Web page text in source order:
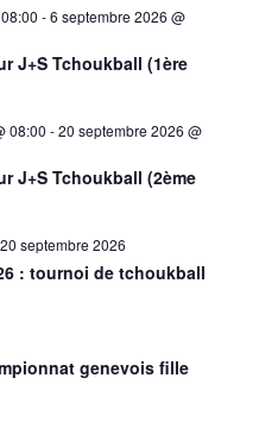
-6 septembre 2026 @
J+S Tchoukball (1ère
08:00 -20 septembre 2026 @
J+S Tchoukball (2ème
20 septembre 2026
: tournoi de tchoukball
genevois fille